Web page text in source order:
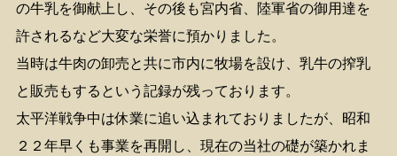
の牛乳を御献上し、その後も宮内省、陸軍省の御用達を
許されるなど大変な栄誉に預かりました。
当時は牛肉の卸売と共に市内に牧場を設け、乳牛の搾乳
と販売もするという記録が残っております。
太平洋戦争中は休業に追い込まれておりましたが、昭和
２２年早くも事業を再開し、現在の当社の礎が築かれま